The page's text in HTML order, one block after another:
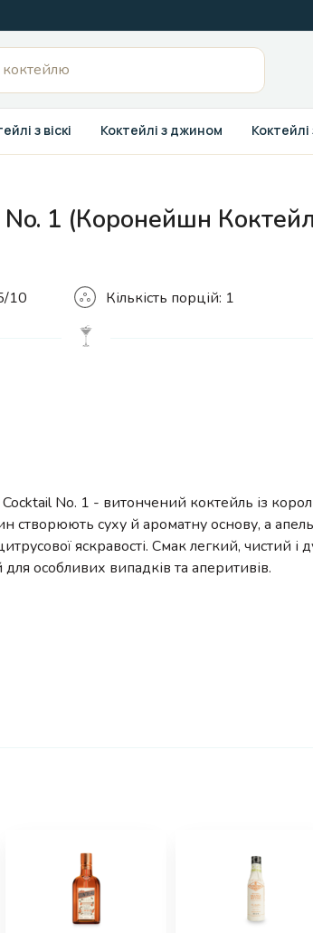
з віскі Коктейлі з джином
1 (Коронейшн
10
Кількість
Кількість порцій: 1
Cocktail No. 1 - витончений коктейль із
створюють суху й ароматну основу, а
яскравості. Смак легкий, чистий і
для особливих випадків та аперитивів.